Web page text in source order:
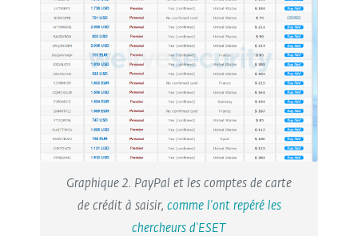
Graphique 2. PayPal et les comptes de carte
de crédit à saisir, comme l'ont repéré les
chercheurs d'ESET